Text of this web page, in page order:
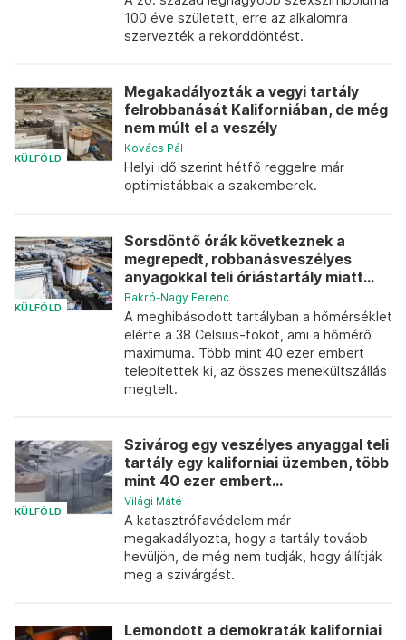
100 éve született, erre az alkalomra
szervezték a rekorddöntést.
KÜLFÖLD
Megakadályozták a vegyi tartály
felrobbanását Kaliforniában, de még
nem múlt el a veszély
Kovács Pál
Helyi idő szerint hétfő reggelre már
optimistábbak a szakemberek.
KÜLFÖLD
Sorsdöntő órák következnek a
megrepedt, robbanásveszélyes
anyagokkal teli óriástartály miatt...
Bakró-Nagy Ferenc
A meghibásodott tartályban a hőmérséklet
elérte a 38 Celsius-fokot, ami a hőmérő
maximuma. Több mint 40 ezer embert
telepítettek ki, az összes menekültszállás
megtelt.
KÜLFÖLD
Szivárog egy veszélyes anyaggal teli
tartály egy kaliforniai üzemben, több
mint 40 ezer embert...
Világi Máté
A katasztrófavédelem már
megakadályozta, hogy a tartály tovább
hevüljön, de még nem tudják, hogy állítják
meg a szivárgást.
Lemondott a demokraták kaliforniai